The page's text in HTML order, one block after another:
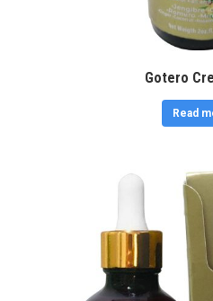
Gotero
Read